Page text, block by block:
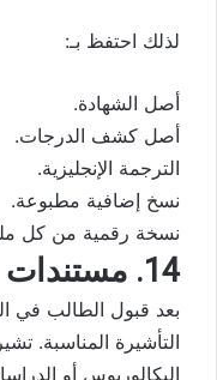
لذلك احتفظ بـ:
أصل الشهادة.
أصل كشف الدرجات.
الترجمة الإنجليزية.
نسخ إضافية مطبوعة.
نسخة رقمية من كل
14. مستندات التأشيرة بعد القبول
بعد قبول الطالب في
البكالوريوس أو